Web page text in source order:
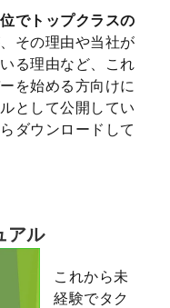
でトップクラスの
その理由や当社が
る理由など、これ
を始める方向けに
として公開してい
ダウンロードして
アル
これから未
経験でタク